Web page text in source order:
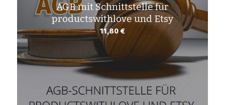
AGB mit Schnittstelle für
productswithlove und Etsy
11,80€